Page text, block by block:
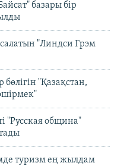
базары бір
"Линдси Грэм
"Қазақстан,
"Русская община"
туризм ең жылдам